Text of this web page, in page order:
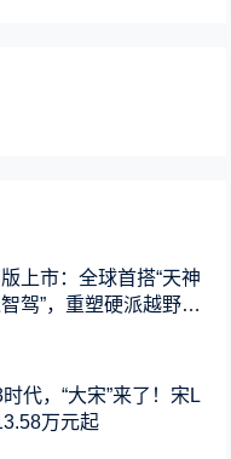
上市：全球首搭“天神
驾”，重塑硬派越野新
代，“大宋”来了！宋L
万元起